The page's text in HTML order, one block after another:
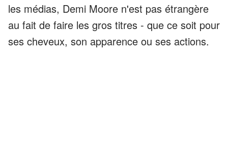
les médias, Demi Moore n'est pas étrangère
au fait de faire les gros titres - que ce soit pour
ses cheveux, son apparence ou ses actions.